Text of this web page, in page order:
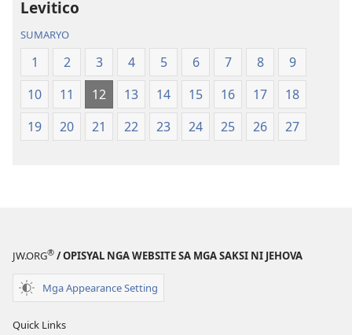
Balaang
Kasulatan
(Gihubad
Gikan
sa
New
Balaang
Kasulatan
(Gihubad
Gikan
sa
New
Levitico
SUMARYO
1 2 3 4 5 6 7 8
9
10
11 12 13 14 15 16 17
18
19
20 21 22 23 24 25 26 27
JW.ORG® / OPISYAL NGA WEBSITE SA MGA SAKSI NI JEHOVA
Mga Appearance Setting
Quick Links